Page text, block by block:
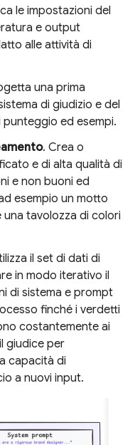
le impostazioni del
e output
alle attività di
una prima
di giudizio e del
ed esempi.
. Crea o
e di alta qualità di
e non buoni ed
esempio un motto
tavolozza di colori
il set di dati di
in modo iterativo il
di sistema e prompt
finché i verdetti
costantemente ai
giudice per
capacità di
a nuovi input.